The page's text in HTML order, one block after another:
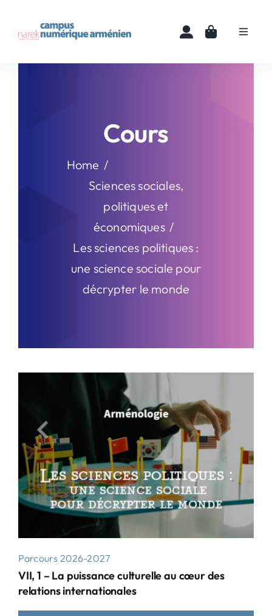
content
Toggle
Accueil
Cours
Home
Sciences sociales,
politiques et
économiques
Les sciences politiques :
une science sociale pour
décrypter le monde
Parcours 2026-2027
VII, 1 – La puissance culturelle au cœur des
relations internationales